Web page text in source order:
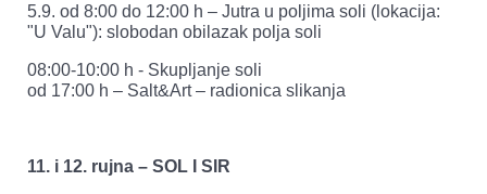
5.9. od 8:00 do 12:00 h – Jutra u poljima soli (lokacija:
"U Valu"): slobodan obilazak polja soli
08:00-10:00 h - Skupljanje soli
od 17:00 h – Salt&Art – radionica slikanja
11. i 12. rujna – SOL I SIR